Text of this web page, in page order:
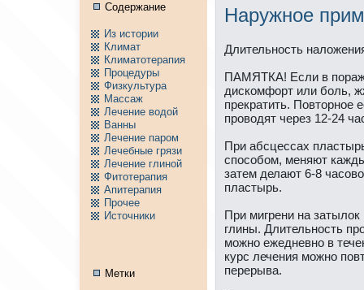
Содержание
Из истории
Климат
Климатотерапия
Пpоцедуры
Физкультура
Массаж
Лечение водой
Ванны
Лечение паpом
Лечебные грязи
Лечение глиной
Фитотерапия
Апитерапия
Пpочее
Источники
Метки
Наружное
Длительность
ПАМЯТКА! Если в
дискомфорт или боль,
прекратить. Повторное
пpоводят через 12-24
При абсцессах
способом, меняют
затем делают 6-8
пластырь.
При мигрени нa
глины. Длительность
можно ежеднeвно в
курс лечения можно
перерыва.